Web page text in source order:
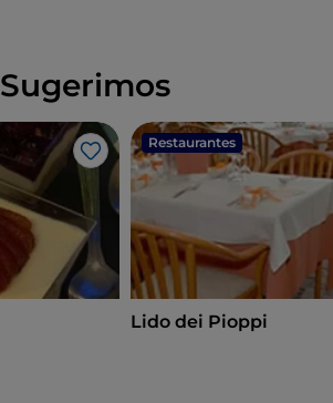
Sugerimos
Me gusta
Restaurantes
Lido dei Pioppi